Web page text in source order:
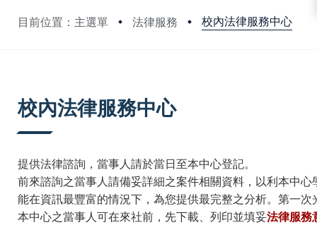
目前位置：主選單 法律服務 校內法律服務中心
校內法律服務中心
提供法律諮詢，當事人請於當日至本中心登記。
前來諮詢之當事人請備妥詳細之案件相關資料，以利本中心
能在資訊最豐富的情況下，為您提供最完整之分析。第一次
本中心之當事人可在來社前，先下載、列印並填妥法律服務